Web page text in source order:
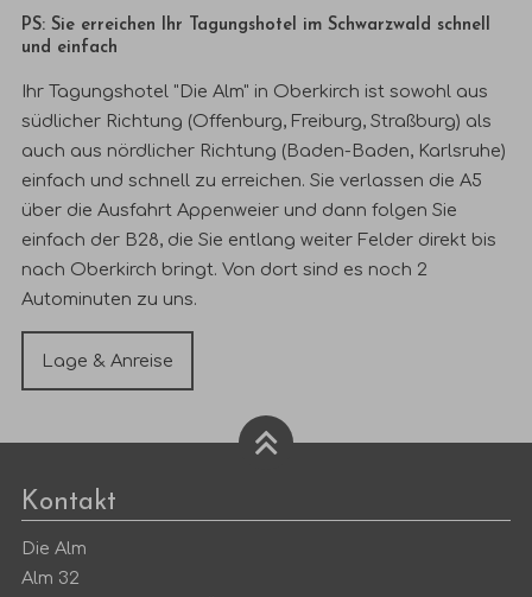
PS: Sie erreichen Ihr Tagungshotel im Schwarzwald schnell
und einfach
Ihr Tagungshotel "Die Alm" in Oberkirch ist sowohl aus
südlicher Richtung (Offenburg, Freiburg, Straßburg) als
auch aus nördlicher Richtung (Baden-Baden, Karlsruhe)
einfach und schnell zu erreichen. Sie verlassen die A5
über die Ausfahrt Appenweier und dann folgen Sie
einfach der B28, die Sie entlang weiter Felder direkt bis
nach Oberkirch bringt. Von dort sind es noch 2
Autominuten zu uns.
Lage & Anreise
Kontakt
Die Alm
Alm 32